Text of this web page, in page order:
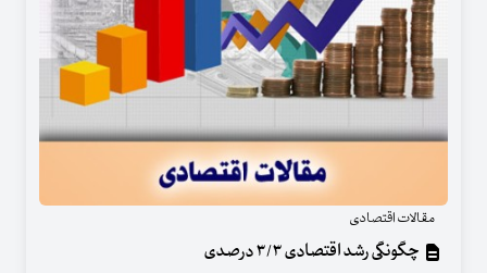
مقالات اقتصادی
چگونگی رشد اقتصادی ۳/۳ درصدی